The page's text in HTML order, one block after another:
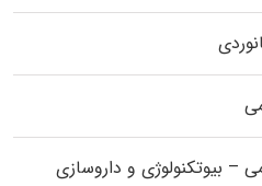
بیوتکنولوژی و داروسازی